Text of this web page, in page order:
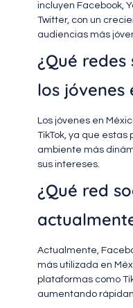
incluyen Facebook,
Twitter, con un
audiencias más
¿Qué redes
los jóvenes
Los jóvenes en
TikTok, ya que
ambiente más
sus intereses.
¿Qué red
Actualmente,
más utilizada en
plataformas como
aumentando